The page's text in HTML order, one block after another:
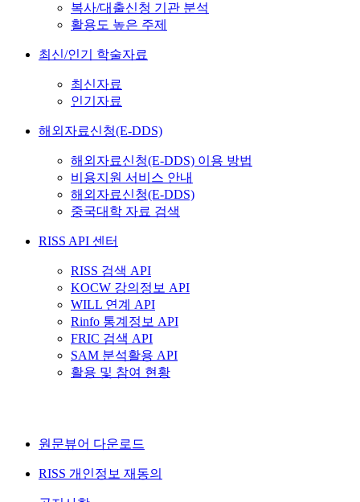
복사/대출신청 기관 분석
활용도 높은 주제
최신/인기 학술자료
최신자료
인기자료
해외자료신청(E-DDS)
해외자료신청(E-DDS) 이용 방법
비용지원 서비스 안내
해외자료신청(E-DDS)
중국대학 자료 검색
RISS API 센터
RISS 검색 API
KOCW 강의정보 API
WILL 연계 API
Rinfo 통계정보 API
FRIC 검색 API
SAM 분석활용 API
활용 및 참여 현황
원문뷰어 다운로드
RISS 개인정보 재동의